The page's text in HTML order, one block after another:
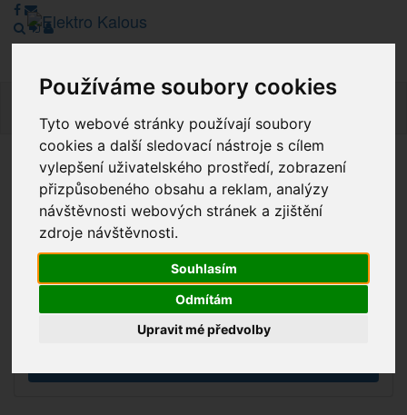
Používáme soubory cookies
Tyto webové stránky používají soubory
cookies a další sledovací nástroje s cílem
vylepšení uživatelského prostředí, zobrazení
přizpůsobeného obsahu a reklam, analýzy
návštěvnosti webových stránek a zjištění
zdroje návštěvnosti.
Souhlasím
Odmítám
Upravit mé předvolby
Vážení zákazníci, v tuto chvíli je Náš internetový obchod v
režimu Katalogu. Objednávky on-line nyní nelze vyřídit.
Děkujeme za pochopení.
Výprodej